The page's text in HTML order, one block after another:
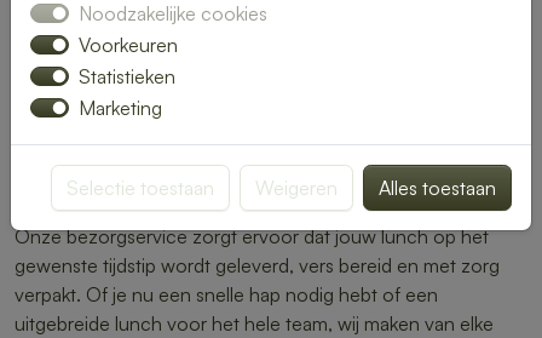
maken? Laat je lunch bezorgen in Wanssum en geniet van
verse, smaakvolle gerechten zonder gedoe. Of je nu op
kantoor bent, thuiswerkt of gewoon zin hebt in een
ontspannen middagpauze, een bezorgde lunch is altijd een
warme maaltijden – er is altijd iets dat perfect aansluit bij
jouw smaak.
Onze bezorgservice zorgt ervoor dat jouw lunch op het
gewenste tijdstip wordt geleverd, vers bereid en met zorg
verpakt. Of je nu een snelle hap nodig hebt of een
uitgebreide lunch voor het hele team, wij maken van elke
Noodzakelijke cookies
Voorkeuren
Statistieken
Marketing
Selectie toestaan Weigeren Alles toestaan